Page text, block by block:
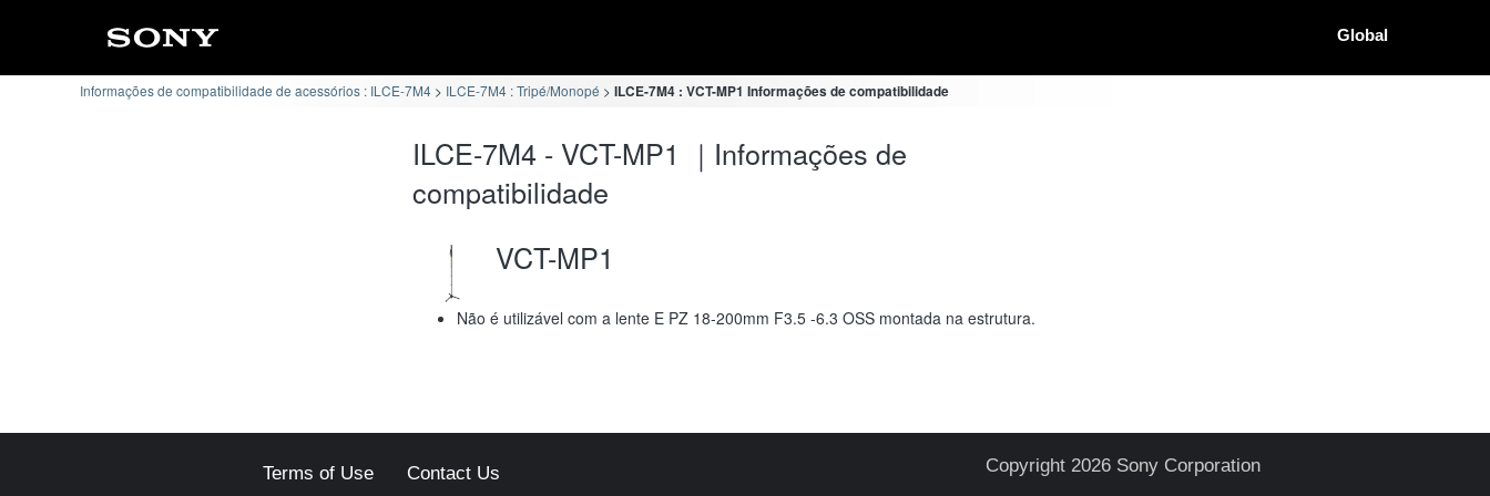
Global
Informações de compatibilidade de acessórios : ILCE-7M4 ILCE-7M4 : Tripé/Monopé ILCE-7M4 : VCT-MP1 Informações de compatibilidade
ILCE-7M4 - VCT-MP1 ｜Informações de
compatibilidade
VCT-MP1
Não é utilizável com a lente E PZ 18-200mm F3.5 -6.3 OSS montada na estrutura.
Terms of Use Contact Us Copyright 2026 Sony Corporation